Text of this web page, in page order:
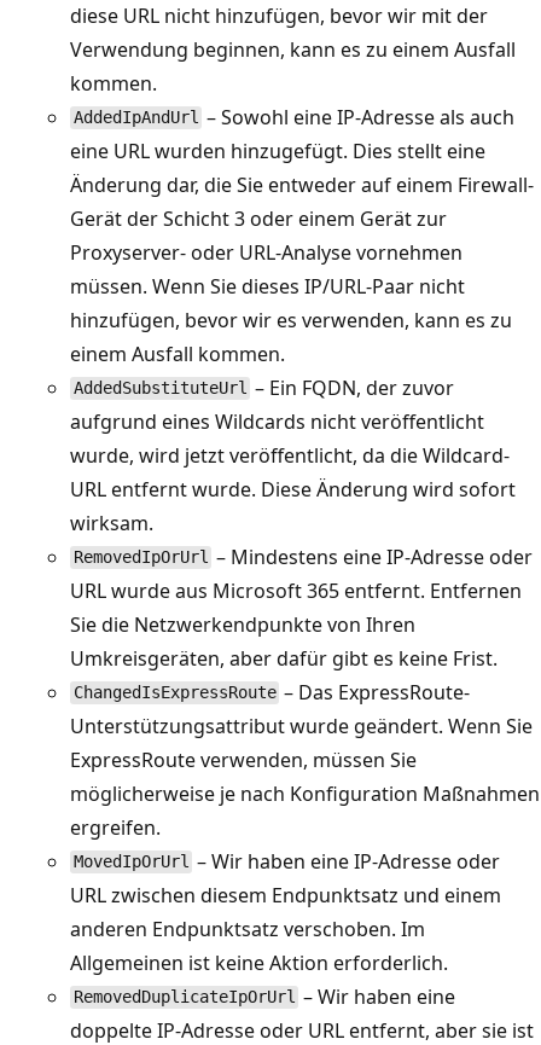
diese URL nicht hinzufügen, bevor wir mit der
Verwendung beginnen, kann es zu einem Ausfall
kommen.
AddedIpAndUrl – Sowohl eine IP-Adresse als auch
eine URL wurden hinzugefügt. Dies stellt eine
Änderung dar, die Sie entweder auf einem Firewall-
Gerät der Schicht 3 oder einem Gerät zur
Proxyserver- oder URL-Analyse vornehmen
müssen. Wenn Sie dieses IP/URL-Paar nicht
hinzufügen, bevor wir es verwenden, kann es zu
einem Ausfall kommen.
AddedSubstituteUrl – Ein FQDN, der zuvor
aufgrund eines Wildcards nicht veröffentlicht
wurde, wird jetzt veröffentlicht, da die Wildcard-
URL entfernt wurde. Diese Änderung wird sofort
wirksam.
RemovedIpOrUrl – Mindestens eine IP-Adresse oder
URL wurde aus Microsoft 365 entfernt. Entfernen
Sie die Netzwerkendpunkte von Ihren
Umkreisgeräten, aber dafür gibt es keine Frist.
ChangedIsExpressRoute – Das ExpressRoute-
Unterstützungsattribut wurde geändert. Wenn Sie
ExpressRoute verwenden, müssen Sie
möglicherweise je nach Konfiguration Maßnahmen
ergreifen.
MovedIpOrUrl – Wir haben eine IP-Adresse oder
URL zwischen diesem Endpunktsatz und einem
anderen Endpunktsatz verschoben. Im
Allgemeinen ist keine Aktion erforderlich.
RemovedDuplicateIpOrUrl – Wir haben eine
doppelte IP-Adresse oder URL entfernt, aber sie ist